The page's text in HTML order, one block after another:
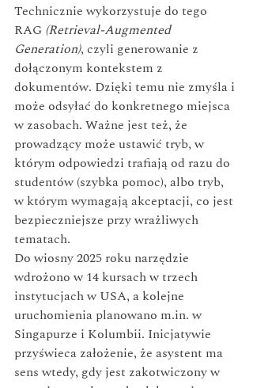
Technicznie wykorzystuje do tego
RAG (Retrieval-Augmented
Generation), czyli generowanie z
dołączonym kontekstem z
dokumentów. Dzięki temu nie zmyśla i
może odsyłać do konkretnego miejsca
w zasobach. Ważne jest też, że
prowadzący może ustawić tryb, w
którym odpowiedzi trafiają od razu do
studentów (szybka pomoc), albo tryb,
w którym wymagają akceptacji, co jest
bezpieczniejsze przy wrażliwych
tematach.
Do wiosny 2025 roku narzędzie
wdrożono w 14 kursach w trzech
instytucjach w USA, a kolejne
uruchomienia planowano m.in. w
Singapurze i Kolumbii. Inicjatywie
przyświeca założenie, że asystent ma
sens wtedy, gdy jest zakotwiczony w